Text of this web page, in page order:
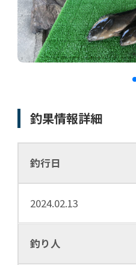
釣果情報詳細
釣行日
2024.02.13
釣り人